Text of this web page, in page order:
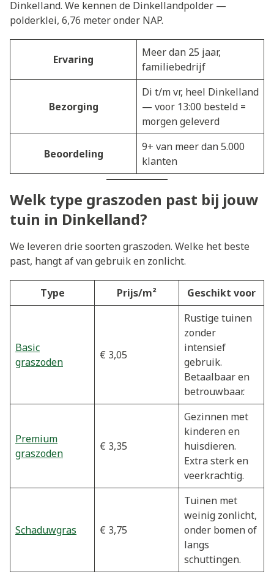
Dinkelland. We kennen de Dinkellandpolder —
polderklei, 6,76 meter onder NAP.
Ervaring
Meer dan 25 jaar,
familiebedrijf
Bezorging
Di t/m vr, heel Dinkelland
— voor 13:00 besteld =
morgen geleverd
Beoordeling
9+ van meer dan 5.000
klanten
Welk type graszoden past bij jouw
tuin in Dinkelland?
We leveren drie soorten graszoden. Welke het beste
past, hangt af van gebruik en zonlicht.
Type Prijs/m² Geschikt voor
Basic
graszoden
€ 3,05
Rustige tuinen
zonder
intensief
gebruik.
Betaalbaar en
betrouwbaar.
Premium
graszoden
€ 3,35
Gezinnen met
kinderen en
huisdieren.
Extra sterk en
veerkrachtig.
Schaduwgras € 3,75
Tuinen met
weinig zonlicht,
onder bomen of
langs
schuttingen.